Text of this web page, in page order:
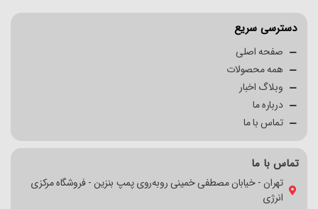
دسترسی سریع
صفحه اصلی
همه محصولات
وبلاگ اخبار
درباره ما
تماس با ما
تماس با ما
تهران - خیابان مصطفی خمینی روبه‌روی پمپ بنزین - فروشگاه مرکزی
انرژی